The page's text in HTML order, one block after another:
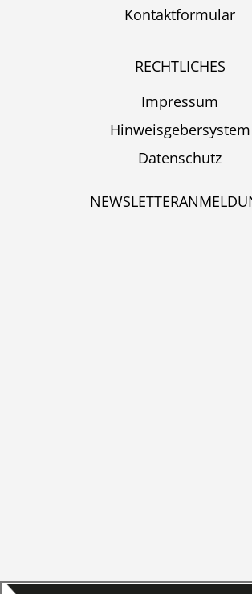
Kontaktformular
RECHTLICHES
Impressum
Hinweisgebersystem
Datenschutz